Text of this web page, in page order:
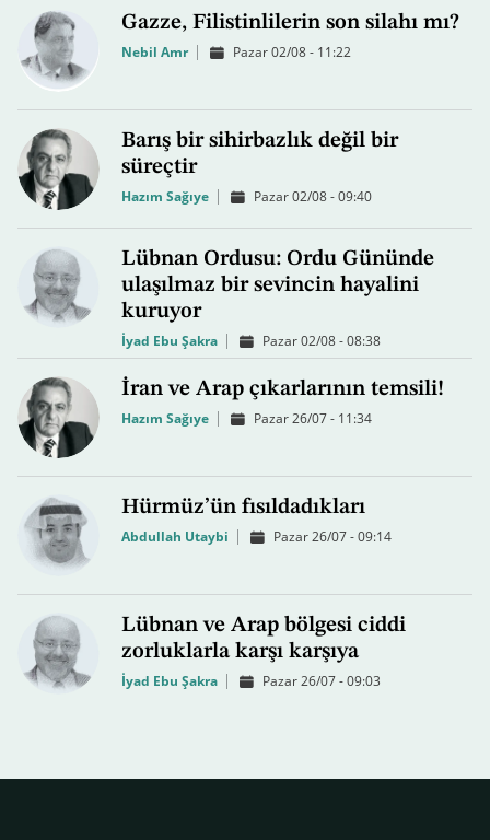
Gazze, Filistinlilerin son silahı mı?
Nebil Amr Pazar 02/08 - 11:22
Barış bir sihirbazlık değil bir
süreçtir
Hazım Sağıye Pazar 02/08 - 09:40
Lübnan Ordusu: Ordu Gününde
ulaşılmaz bir sevincin hayalini
kuruyor
İyad Ebu Şakra Pazar 02/08 - 08:38
İran ve Arap çıkarlarının temsili!
Hazım Sağıye Pazar 26/07 - 11:34
Hürmüz’ün fısıldadıkları
Abdullah Utaybi Pazar 26/07 - 09:14
Lübnan ve Arap bölgesi ciddi
zorluklarla karşı karşıya
İyad Ebu Şakra Pazar 26/07 - 09:03